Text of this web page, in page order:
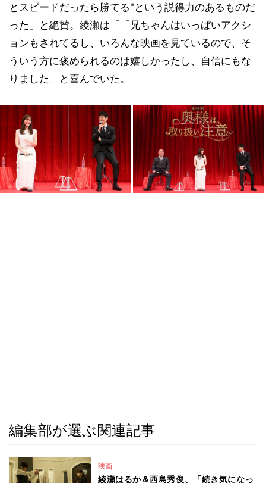
とスピードだったら勝てる"という説得力のあるものだ
った」と絶賛。綾瀬は「「兄ちゃんはいっぱいアクシ
ョンもされてるし、いろんな映画を見ているので、そ
ういう方に褒められるのは嬉しかったし、自信にもな
りました」と喜んでいた。
編集部が選ぶ関連記事
映画
綾瀬はるか＆西島秀俊、「続き気になっ